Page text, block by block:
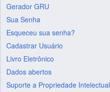
Gerador GRU
Sua Senha
Esqueceu sua senha?
Cadastrar Usuário
Livro Eletrônico
Dados abertos
Suporte a Propriedade Intelectual